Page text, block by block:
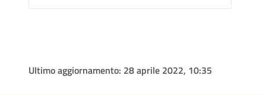
Ultimo aggiornamento: 28 aprile 2022, 10:35